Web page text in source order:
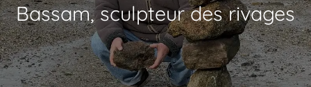
Bassam, sculpteur des rivages